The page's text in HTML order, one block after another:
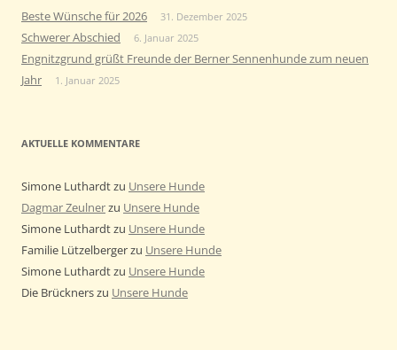
Beste Wünsche für 2026 31. Dezember 2025
Schwerer Abschied 6. Januar 2025
Engnitzgrund grüßt Freunde der Berner Sennenhunde zum neuen
Jahr
1. Januar 2025
AKTUELLE KOMMENTARE
Simone Luthardtzu Unsere Hunde
Dagmar Zeulnerzu Unsere Hunde
Simone Luthardtzu Unsere Hunde
Familie Lützelbergerzu Unsere Hunde
Simone Luthardtzu Unsere Hunde
Die Brücknerszu Unsere Hunde